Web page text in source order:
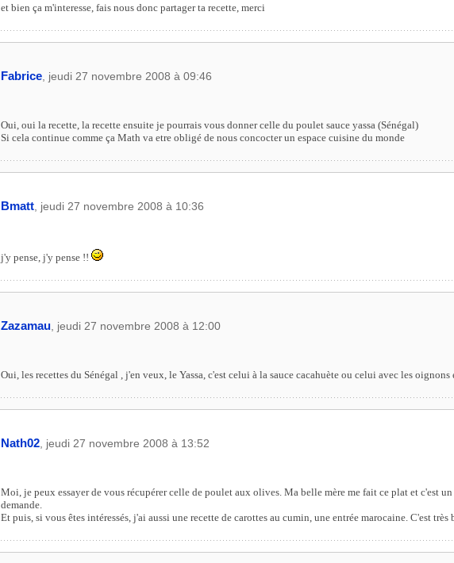
et bien ça m'interesse, fais nous donc partager ta recette, merci
Fabrice, jeudi 27 novembre 2008 à 09:46
Oui, oui la recette, la recette ensuite je pourrais vous donner celle du poulet sauce yassa (Sénégal)
Si cela continue comme ça Math va etre obligé de nous concocter un espace cuisine du monde
Bmatt, jeudi 27 novembre 2008 à 10:36
j'y pense, j'y pense !!
Zazamau, jeudi 27 novembre 2008 à 12:00
Oui, les recettes du Sénégal , j'en veux, le Yassa, c'est celui à la sauce cacahuète ou celui avec les oignons
Nath02, jeudi 27 novembre 2008 à 13:52
Moi, je peux essayer de vous récupérer celle de poulet aux olives. Ma belle mère me fait ce plat et c'est
demande.
Et puis, si vous êtes intéressés, j'ai aussi une recette de carottes au cumin, une entrée marocaine. C'est très